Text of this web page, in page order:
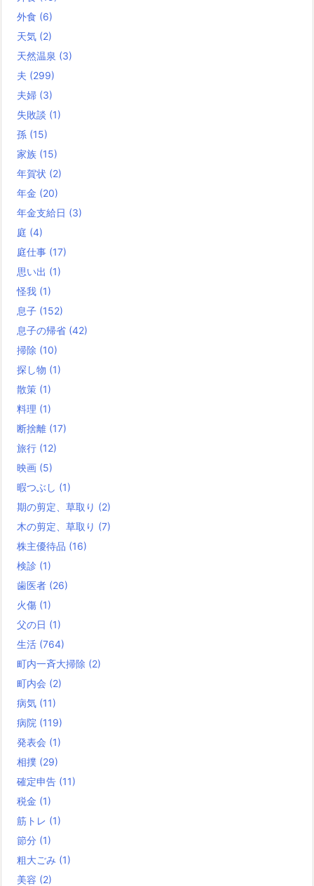
外食 (6)
天気 (2)
天然温泉 (3)
夫 (299)
夫婦 (3)
失敗談 (1)
孫 (15)
家族 (15)
年賀状 (2)
年金 (20)
年金支給日 (3)
庭 (4)
庭仕事 (17)
思い出 (1)
怪我 (1)
息子 (152)
息子の帰省 (42)
掃除 (10)
探し物 (1)
散策 (1)
料理 (1)
断捨離 (17)
旅行 (12)
映画 (5)
暇つぶし (1)
期の剪定、草取り (2)
木の剪定、草取り (7)
株主優待品 (16)
検診 (1)
歯医者 (26)
火傷 (1)
父の日 (1)
生活 (764)
町内一斉大掃除 (2)
町内会 (2)
病気 (11)
病院 (119)
発表会 (1)
相撲 (29)
確定申告 (11)
税金 (1)
筋トレ (1)
節分 (1)
粗大ごみ (1)
美容 (2)